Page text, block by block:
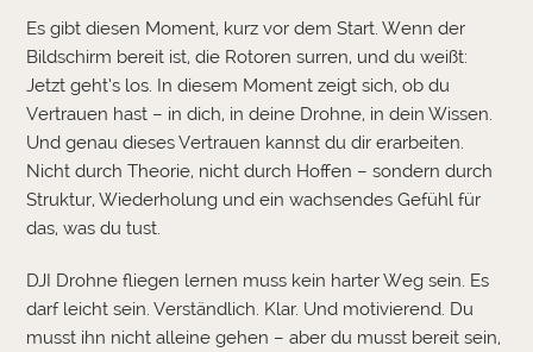
Es gibt diesen Moment, kurz vor dem Start. Wenn der
Bildschirm bereit ist, die Rotoren surren, und du weißt:
Jetzt geht’s los. In diesem Moment zeigt sich, ob du
Vertrauen hast – in dich, in deine Drohne, in dein Wissen.
Und genau dieses Vertrauen kannst du dir erarbeiten.
Nicht durch Theorie, nicht durch Hoffen – sondern durch
Struktur, Wiederholung und ein wachsendes Gefühl für
das, was du tust.
DJI Drohne fliegen lernen muss kein harter Weg sein. Es
darf leicht sein. Verständlich. Klar. Und motivierend. Du
musst ihn nicht alleine gehen – aber du musst bereit sein,